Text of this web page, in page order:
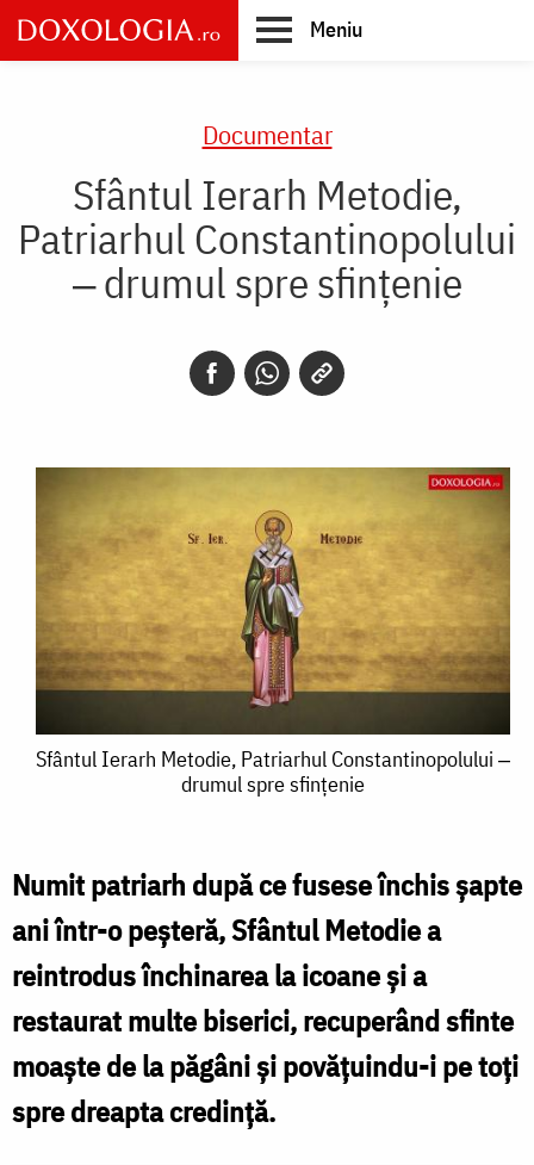
Skip
to
main
Meniu
Documentar
Sfântul Ierarh Metodie,
Patriarhul Constantinopolului
‒ drumul spre sfințenie
Sfântul
Patriarhul
Constantinopolului
‒
drumul
spre
sfințenie
Sfântul Ierarh Metodie, Patriarhul Constantinopolului ‒
drumul spre sfințenie
Numit patriarh după ce fusese închis șapte
ani într-o peșteră, Sfântul Metodie a
reintrodus închinarea la icoane și a
restaurat multe biserici, recuperând sfinte
moaște de la păgâni și povățuindu-i pe toți
spre dreapta credință.